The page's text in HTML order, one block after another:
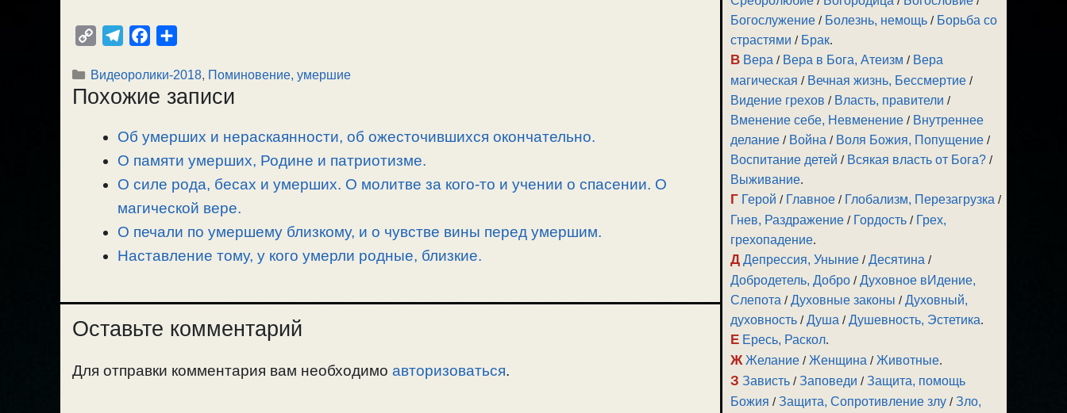
p
y
l
e
r
a
m
c
e
o
o
k
п
р
в
и
т
Рубрики
Видеоролики-2018, Поминовение, умершие
Похожие записи
Об умерших и нераскаянности, об ожесточившихся окончательно.
О памяти умерших, Родине и патриотизме.
О силе рода, бесах и умерших. О молитве за кого-то и учении о спасении. О
магической вере.
О печали по умершему близкому, и о чувстве вины перед умершим.
Наставление тому, у кого умерли родные, близкие.
Оставьте комментарий
Для отправки комментария вам необходимо авторизоваться.
Богослужение / Болезнь, немощь / Борьба со
страстями / Брак.
В Вера / Вера в Бога, Атеизм / Вера
магическая / Вечная жизнь, Бессмертие /
Видение грехов / Власть, правители /
Вменение себе, Невменение / Внутреннее
делание / Война / Воля Божия, Попущение /
Воспитание детей / Всякая власть от Бога? /
Выживание.
Г Герой / Главное / Глобализм, Перезагрузка /
Гнев, Раздражение / Гордость / Грех,
грехопадение.
Д Депрессия, Уныние /Десятина /
Добродетель, Добро /Духовное вИдение,
Слепота /Духовные законы /Духовный,
духовность /Душа /Душевность, Эстетика.
Е Ересь, Раскол.
Ж Желание /Женщина /Животные.
З Зависть /Заповеди /Защита, помощь
Божия /Защита, Сопротивление злу /Зло,